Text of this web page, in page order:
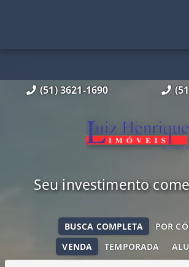
(51) 3621-1690
Seu investimento
VENDA TEMPORADA
BUSCA COMPLETA POR